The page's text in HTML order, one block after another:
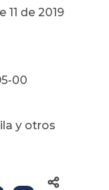
11 de 2019
00
y otros